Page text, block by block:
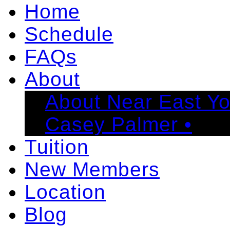
Home
Schedule
FAQs
About
About Near East
Casey Palmer •
Tuition
New Members
Location
Blog